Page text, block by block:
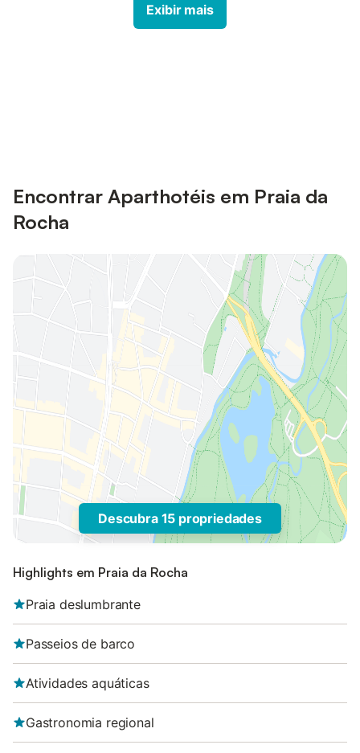
Exibir mais
Encontrar Aparthotéis em Praia da
Rocha
Descubra 15 propriedades
Highlights em Praia da Rocha
Praia deslumbrante
Passeios de barco
Atividades aquáticas
Gastronomia regional